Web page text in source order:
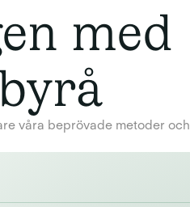
med
våra beprövade metoder och